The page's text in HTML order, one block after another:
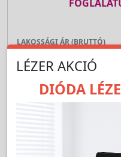
LAKOSSÁGI ÁR (BRUTTÓ)
820 Ft
16 pont
LÉZER AKCIÓ
DIÓDA